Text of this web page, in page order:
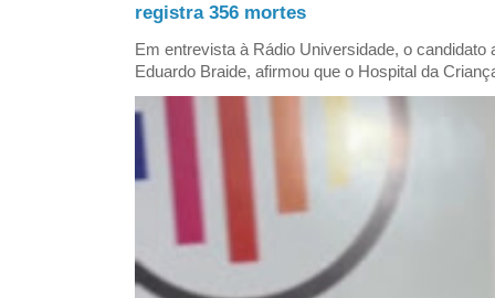
registra 356 mortes
Em entrevista à Rádio Universidade, o candidato
Eduardo Braide, afirmou que o Hospital da